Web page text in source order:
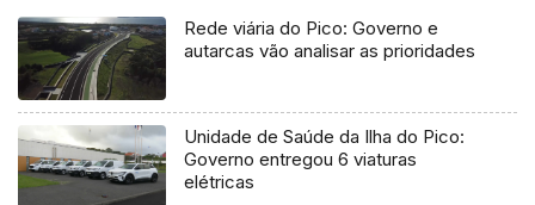
Rede viária do Pico: Governo e
autarcas vão analisar as prioridades
Unidade de Saúde da Ilha do Pico:
Governo entregou 6 viaturas
elétricas